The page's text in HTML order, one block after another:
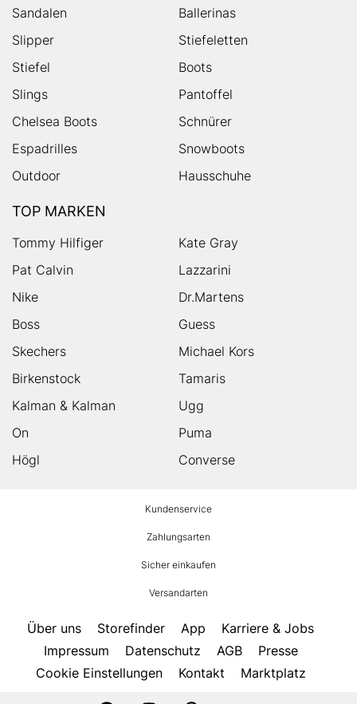
Sandalen
Ballerinas
Slipper
Stiefeletten
Stiefel
Boots
Slings
Pantoffel
Chelsea Boots
Schnürer
Espadrilles
Snowboots
Outdoor
Hausschuhe
TOP MARKEN
Tommy Hilfiger
Kate Gray
Pat Calvin
Lazzarini
Nike
Dr.Martens
Boss
Guess
Skechers
Michael Kors
Birkenstock
Tamaris
Kalman & Kalman
Ugg
On
Puma
Högl
Converse
Kundenservice
Zahlungsarten
Sicher einkaufen
Versandarten
Über uns Storefinder App
Karriere & Jobs
Impressum
Datenschutz AGB
Presse
Cookie Einstellungen
Kontakt Marktplatz